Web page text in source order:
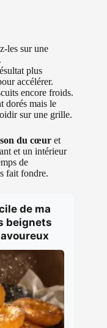
les sur une
plus
accélérer.
encore froids.
dorés mais le
sur une grille.
du cœur et
et un intérieur
de
fait fondre.
de ma
beignets